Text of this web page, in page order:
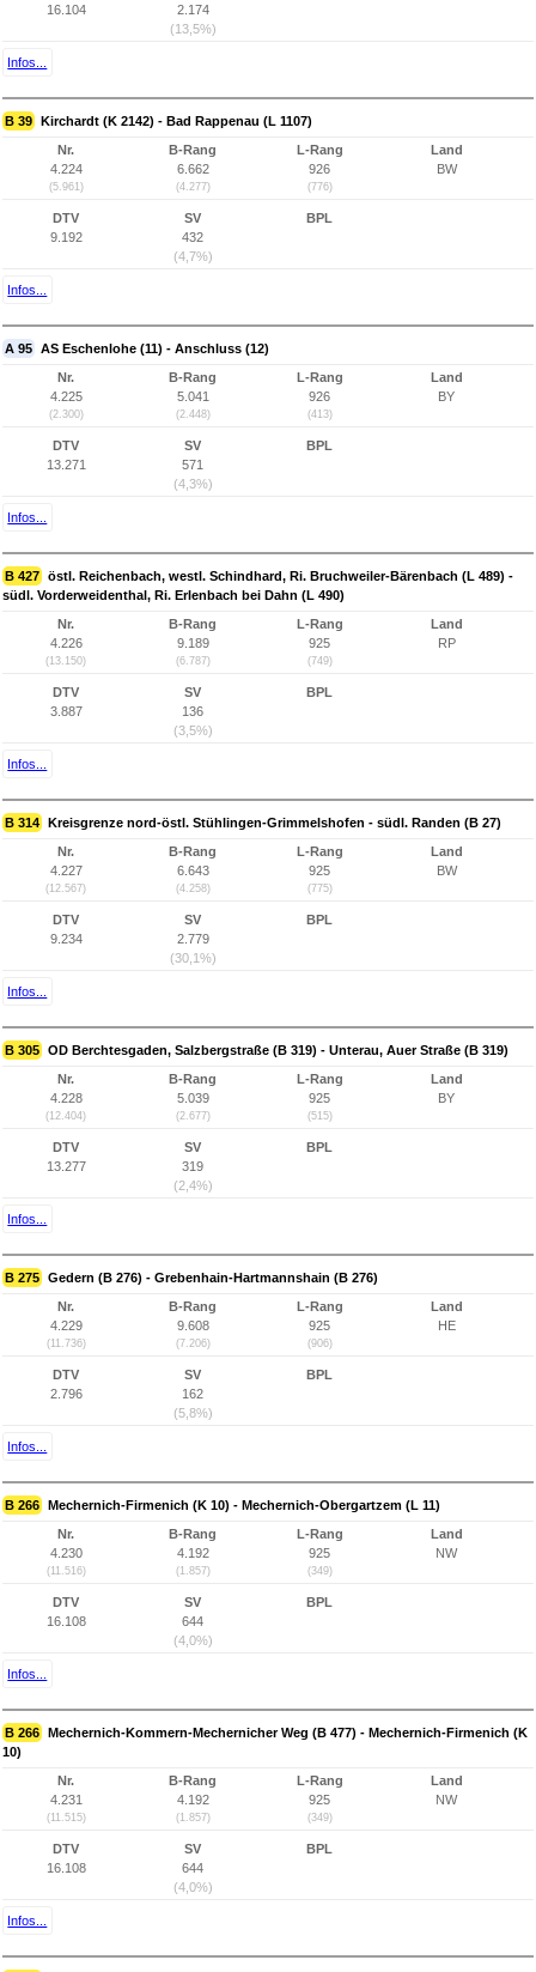
16.104
2.174
(13,5%)
Infos...
B 39 Kirchardt (K 2142) - Bad Rappenau (L 1107)
Nr.
4.224
(5.961)
B-Rang
6.662
(4.277)
L-Rang
926
(776)
Land
BW
DTV
9.192
SV
432
(4,7%)
BPL
Infos...
A 95 AS Eschenlohe (11) - Anschluss (12)
Nr.
4.225
(2.300)
B-Rang
5.041
(2.448)
L-Rang
926
(413)
Land
BY
DTV
13.271
SV
571
(4,3%)
BPL
Infos...
B 427 östl. Reichenbach, westl. Schindhard, Ri. Bruchweiler-Bärenbach (L 489) -
südl. Vorderweidenthal, Ri. Erlenbach bei Dahn (L 490)
Nr.
4.226
(13.150)
B-Rang
9.189
(6.787)
L-Rang
925
(749)
Land
RP
DTV
3.887
SV
136
(3,5%)
BPL
Infos...
B 314 Kreisgrenze nord-östl. Stühlingen-Grimmelshofen - südl. Randen (B 27)
Nr.
4.227
(12.567)
B-Rang
6.643
(4.258)
L-Rang
925
(775)
Land
BW
DTV
9.234
SV
2.779
(30,1%)
BPL
Infos...
B 305 OD Berchtesgaden, Salzbergstraße (B 319) - Unterau, Auer Straße (B 319)
Nr.
4.228
(12.404)
B-Rang
5.039
(2.677)
L-Rang
925
(515)
Land
BY
DTV
13.277
SV
319
(2,4%)
BPL
Infos...
B 275 Gedern (B 276) - Grebenhain-Hartmannshain (B 276)
Nr.
4.229
(11.736)
B-Rang
9.608
(7.206)
L-Rang
925
(906)
Land
HE
DTV
2.796
SV
162
(5,8%)
BPL
Infos...
B 266 Mechernich-Firmenich (K 10) - Mechernich-Obergartzem (L 11)
Nr.
4.230
(11.516)
B-Rang
4.192
(1.857)
L-Rang
925
(349)
Land
NW
DTV
16.108
SV
644
(4,0%)
BPL
Infos...
B 266 Mechernich-Kommern-Mechernicher Weg (B 477) - Mechernich-Firmenich (K
10)
Nr.
4.231
(11.515)
B-Rang
4.192
(1.857)
L-Rang
925
(349)
Land
NW
DTV
16.108
SV
644
(4,0%)
BPL
Infos...